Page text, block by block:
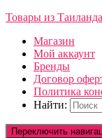
Товары из Таиланда
Магазин
Мой аккаунт
Бренды
Договор
Политика
Найти:
Переключить